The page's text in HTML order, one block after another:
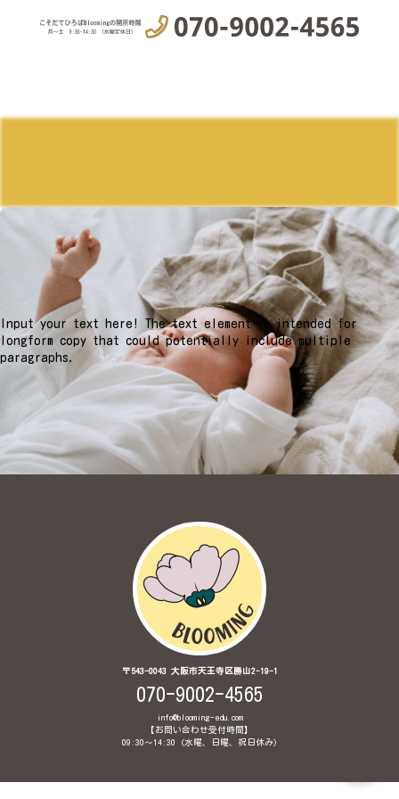
Input your text here! The text element is intended for
longform copy that could potentially include multiple
paragraphs.
〒543-0043 大阪市天王寺区勝山2-19-1
070-9002-4565
info@blooming-edu.com
【お問い合わせ受付時間】
09:30〜14:30 (水曜、日曜、祝日休み)